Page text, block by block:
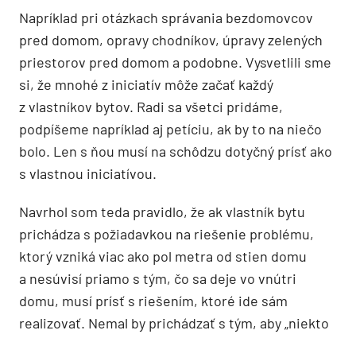
Napríklad pri otázkach správania bezdomovcov
pred domom, opravy chodníkov, úpravy zelených
priestorov pred domom a podobne. Vysvetlili sme
si, že mnohé z iniciatív môže začať každý
z vlastníkov bytov. Radi sa všetci pridáme,
podpíšeme napríklad aj petíciu, ak by to na niečo
bolo. Len s ňou musí na schôdzu dotyčný prísť ako
s vlastnou iniciatívou.
Navrhol som teda pravidlo, že ak vlastník bytu
prichádza s požiadavkou na riešenie problému,
ktorý vzniká viac ako pol metra od stien domu
a nesúvisí priamo s tým, čo sa deje vo vnútri
domu, musí prísť s riešením, ktoré ide sám
realizovať. Nemal by prichádzať s tým, aby „niekto